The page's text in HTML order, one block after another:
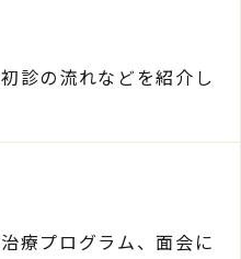
診の流れなどを紹介し
療プログラム、面会に